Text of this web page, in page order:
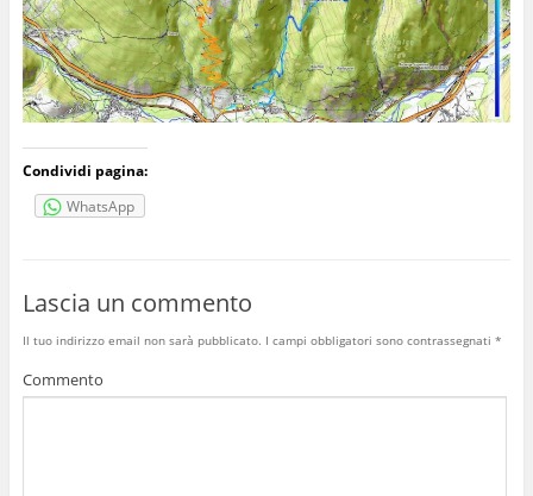
Condividi pagina:
WhatsApp
Lascia un commento
Il tuo indirizzo email non sarà pubblicato. I campi obbligatori sono contrassegnati *
Commento